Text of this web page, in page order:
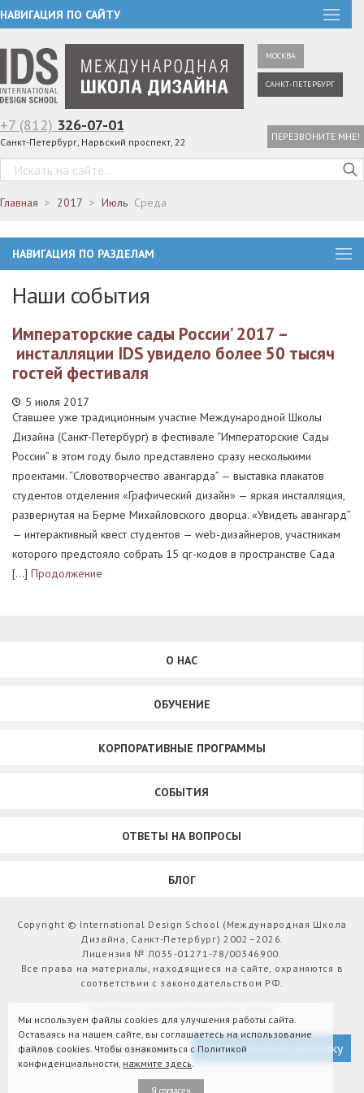
НАВИГАЦИЯ ПО САЙТУ
МОСКВА
САНКТ-ПЕТЕРБУРГ
+7 (812) 326-07-01
Санкт-Петербург, Нарвский проспект, 22 ПЕРЕЗВОНИТЕ МНЕ!
Главная 2017 Июль Среда
НАВИГАЦИЯ ПО РАЗДЕЛАМ
Наши события
Императорские сады России’ 2017 –
инсталляции IDS увидело более 50 тысяч
гостей фестиваля
5 июля 2017
Ставшее уже традиционным участие Международной Школы
Дизайна (Санкт-Петербург) в фестивале “Императорские Сады
России” в этом году было представлено сразу несколькими
проектами. “Словотворчество авангарда” — выставка плакатов
студентов отделения «Графический дизайн» — яркая инсталляция,
развернутая на Берме Михайловского дворца. «Увидеть авангард”
— интерактивный квест студентов — web-дизайнеров, участникам
которого предстояло собрать 15 qr-кодов в пространстве Сада
[…] Продолжение
О НАС
ОБУЧЕНИЕ
КОРПОРАТИВНЫЕ ПРОГРАММЫ
СОБЫТИЯ
ОТВЕТЫ НА ВОПРОСЫ
БЛОГ
Copyright © International Design School (Международная Школа
Дизайна, Санкт-Петербург) 2002–2026.
Лицензия № Л035-01271-78/00346900.
Все права на материалы, находящиеся на сайте, охраняются в
соответствии с законодательством РФ.
Версия для слабовидящих Подписаться на рассылку
Мы используем файлы cookies для улучшения работы сайта.
Оставаясь на нашем сайте, вы соглашаетесь на использование
файлов cookies. Чтобы ознакомиться с Политикой
конфиденциальности, нажмите здесь.
Я согласен